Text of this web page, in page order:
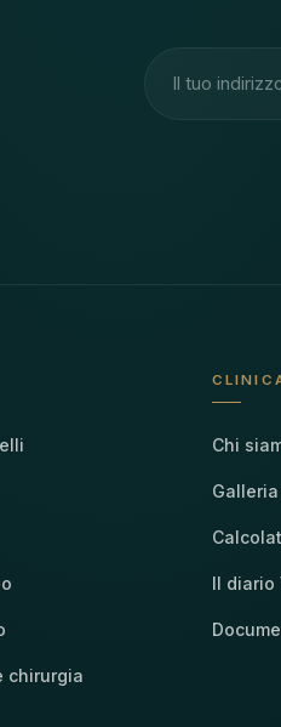
chirurgia
Chi
Il diario